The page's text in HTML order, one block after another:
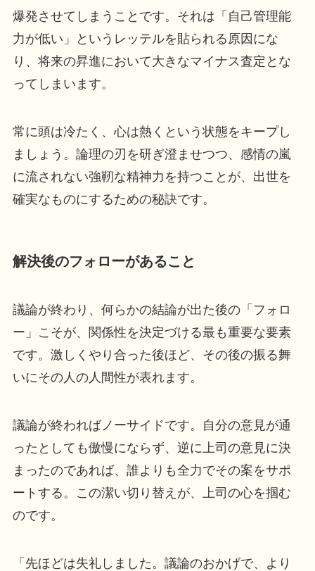
爆発させてしまうことです。それは「自己管理能
力が低い」というレッテルを貼られる原因にな
り、将来の昇進において大きなマイナス査定とな
ってしまいます。
常に頭は冷たく、心は熱くという状態をキープし
ましょう。論理の刃を研ぎ澄ませつつ、感情の嵐
に流されない強靭な精神力を持つことが、出世を
確実なものにするための秘訣です。
解決後のフォローがあること
議論が終わり、何らかの結論が出た後の「フォロ
ー」こそが、関係性を決定づける最も重要な要素
です。激しくやり合った後ほど、その後の振る舞
いにその人の人間性が表れます。
議論が終わればノーサイドです。自分の意見が通
ったとしても傲慢にならず、逆に上司の意見に決
まったのであれば、誰よりも全力でその案をサポ
ートする。この潔い切り替えが、上司の心を掴む
のです。
「先ほどは失礼しました。議論のおかげで、より